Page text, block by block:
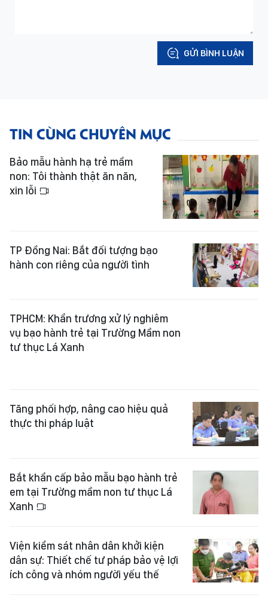
GỬI BÌNH LUẬN
TIN CÙNG CHUYÊN MỤC
Bảo mẫu hành hạ trẻ mầm
non: Tôi thành thật ăn năn,
xin lỗi
TP Đồng Nai: Bắt đối tượng bạo
hành con riêng của người tình
TPHCM: Khẩn trương xử lý nghiêm
vụ bạo hành trẻ tại Trường Mầm non
tư thục Lá Xanh
thực thi pháp luật
em tại Trường mầm non tư thục Lá
Xanh
dân sự: Thiết chế tư pháp bảo vệ lợi
ích công và nhóm người yếu thế